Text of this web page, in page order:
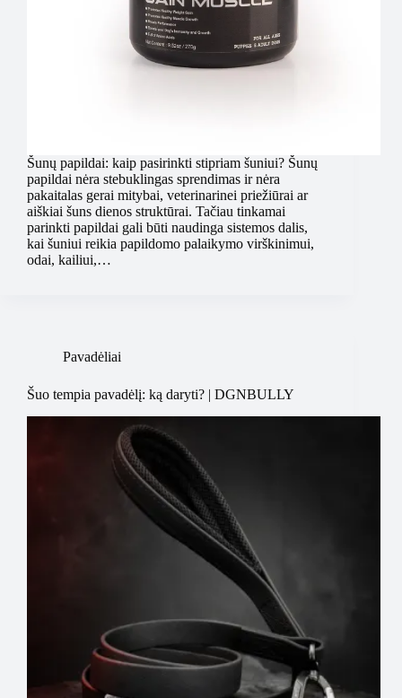
Šunų papildai: kaip pasirinkti stipriam šuniui? Šunų
papildai nėra stebuklingas sprendimas ir nėra
pakaitalas gerai mitybai, veterinarinei priežiūrai ar
aiškiai šuns dienos struktūrai. Tačiau tinkamai
parinkti papildai gali būti naudinga sistemos dalis,
kai šuniui reikia papildomo palaikymo virškinimui,
odai, kailiui,…
Pavadėliai
Šuo tempia pavadėlį: ką daryti? | DGNBULLY